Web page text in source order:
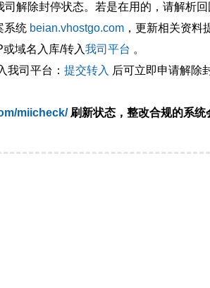
解除封停状态。若是在用的，请解析回
系统 beian.vhostgo.com ，更新相关资料
域名入库/转入我司平台 。
我司平台： 提交转入 后可立即申请解除
miicheck/刷新状态，整改合规的系统